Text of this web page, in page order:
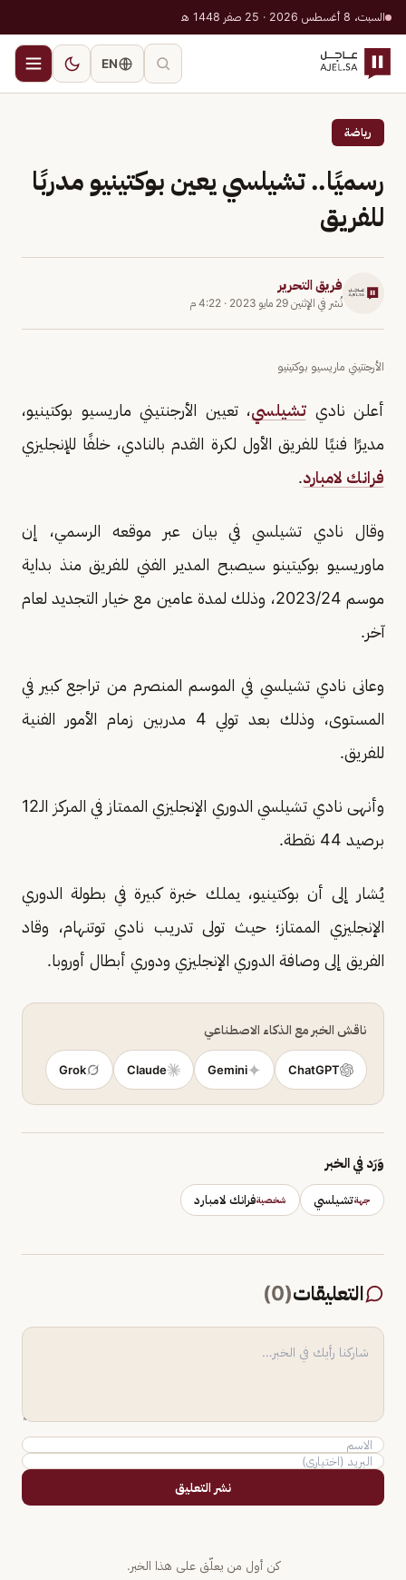
السبت، 8 أغسطس 2026 · 25 صفر 1448 هـ
EN
رياضة
رسميًا.. تشيلسي يعين بوكتينيو مدربًا
للفريق
فريق التحرير
نُشر في الإثنين 29 مايو 2023 · 4:22 م
الأرجنتيني ماريسيو بوكتينيو
أعلن نادي تشيلسي، تعيين الأرجنتيني ماريسيو بوكتينيو،
مديرًا فنيًا للفريق الأول لكرة القدم بالنادي، خلفًا للإنجليزي
فرانك لامبارد.
وقال نادي تشيلسي في بيان عبر موقعه الرسمي، إن
ماوريسيو بوكيتينو سيصبح المدير الفني للفريق منذ بداية
موسم 2023/24، وذلك لمدة عامين مع خيار التجديد لعام
آخر.
وعانى نادي تشيلسي في الموسم المنصرم من تراجع كبير في
المستوى، وذلك بعد تولي 4 مدربين زمام الأمور الفنية
للفريق.
وأنهى نادي تشيلسي الدوري الإنجليزي الممتاز في المركز الـ12
برصيد 44 نقطة.
يُشار إلى أن بوكتينيو، يملك خبرة كبيرة في بطولة الدوري
الإنجليزي الممتاز؛ حيث تولى تدريب نادي توتنهام، وقاد
الفريق إلى وصافة الدوري الإنجليزي ودوري أبطال أوروبا.
ناقش الخبر مع الذكاء الاصطناعي
ChatGPT
Gemini
Claude
Grok
وَرَد في الخبر
جهةتشيلسي شخصيةفرانك لامبارد
التعليقات(
0
)
نشر التعليق
كن أول من يعلّق على هذا الخبر.